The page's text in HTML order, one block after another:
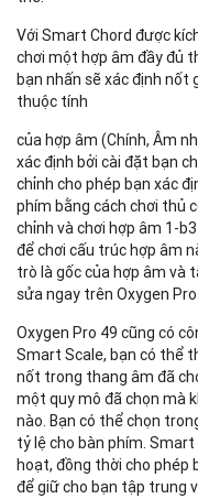
Với Smart Chord được
chơi một hợp âm đầy đủ
bạn nhấn sẽ xác định nốt
thuộc tính
của hợp âm (Chính, Âm
xác định bởi cài đặt bạn
chỉnh cho phép bạn xác
phím bằng cách chơi thủ
chỉnh và chơi hợp âm 1-
để chơi cấu trúc hợp âm
trò là gốc của hợp âm và
sửa ngay trên Oxygen
Oxygen Pro 49 cũng có
Smart Scale, bạn có thể
nốt trong thang âm đã
một quy mô đã chọn mà
nào. Bạn có thể chọn
tỷ lệ cho bàn phím.
hoạt, đồng thời cho phép
để giữ cho bạn tập trung